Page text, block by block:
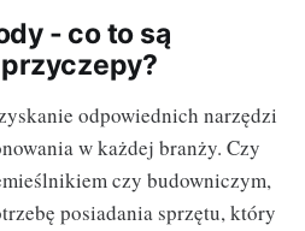
- co to są
odpowiednich narzędzi
w każdej branży. Czy
czy budowniczym,
posiadania sprzętu, który